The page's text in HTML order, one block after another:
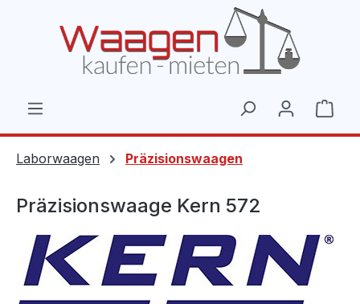
Laborwaagen Präzisionswaagen
Präzisionswaage Kern 572